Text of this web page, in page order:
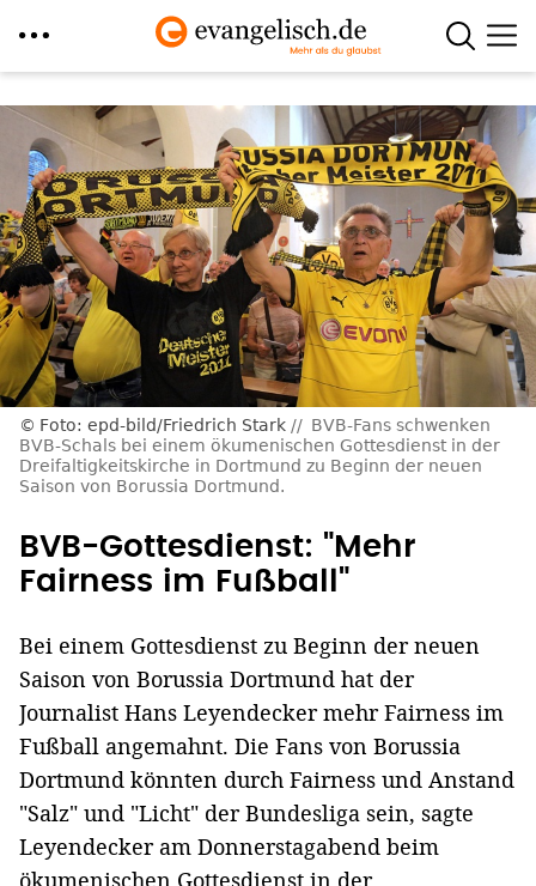
zum
Inhalt
Foto: epd-bild/Friedrich Stark
BVB-Fans schwenken
BVB-Schals bei einem ökumenischen Gottesdienst in der
Dreifaltigkeitskirche in Dortmund zu Beginn der neuen
Saison von Borussia Dortmund.
BVB-Gottesdienst: "Mehr
Fairness im Fußball"
Bei einem Gottesdienst zu Beginn der neuen
Saison von Borussia Dortmund hat der
Journalist Hans Leyendecker mehr Fairness im
Fußball angemahnt. Die Fans von Borussia
Dortmund könnten durch Fairness und Anstand
"Salz" und "Licht" der Bundesliga sein, sagte
Leyendecker am Donnerstagabend beim
ökumenischen Gottesdienst in der